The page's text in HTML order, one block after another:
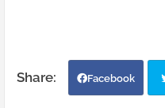
Facebook